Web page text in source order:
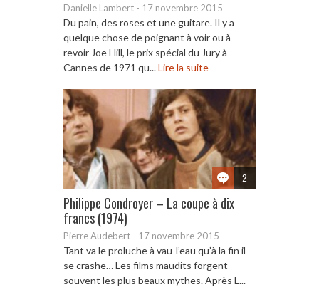
Danielle Lambert - 17 novembre 2015
Du pain, des roses et une guitare. Il y a
quelque chose de poignant à voir ou à
revoir Joe Hill, le prix spécial du Jury à
Cannes de 1971 qu...Lire la suite
2
Philippe Condroyer – La coupe à dix
francs (1974)
Pierre Audebert - 17 novembre 2015
Tant va le proluche à vau-l’eau qu’à la fin il
se crashe… Les films maudits forgent
souvent les plus beaux mythes. Après L...